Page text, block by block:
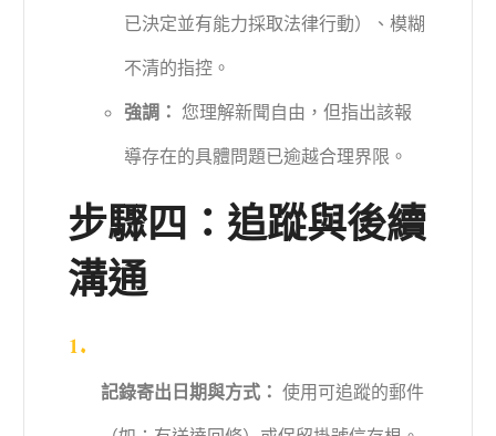
已決定並有能力採取法律行動）、模糊
不清的指控。
強調： 您理解新聞自由，但指出該報
導存在的具體問題已逾越合理界限。
步驟四：追蹤與後續
溝通
記錄寄出日期與方式： 使用可追蹤的郵件